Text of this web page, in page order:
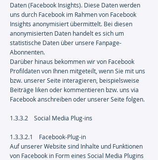
Daten (Facebook Insights). Diese Daten werden
uns durch Facebook im Rahmen von Facebook
Insights anonymisiert übermittelt. Bei diesen
anonymisierten Daten handelt es sich um
statistische Daten über unsere Fanpage-
Abonnenten.
Darüber hinaus bekommen wir von Facebook
Profildaten von Ihnen mitgeteilt, wenn Sie mit uns
bzw. unserer Seite interagieren, beispielsweise
Beiträge liken oder kommentieren bzw. uns via
Facebook anschreiben oder unserer Seite folgen.
1.3.3.2 Social Media Plug-ins
1.3.3.2.1 Facebook-Plug-in
Auf unserer Website sind Inhalte und Funktionen
von Facebook in Form eines Social Media Plugins